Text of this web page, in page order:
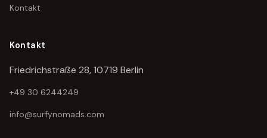
Kontakt
Kontakt
Friedrichstraße 28, 10719 Berlin
+49 30 6244249
info@surfynomads.com